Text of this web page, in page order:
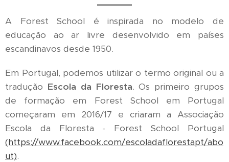
A Forest School é inspirada no modelo de
educação ao ar livre desenvolvido em países
escandinavos desde 1950.
Em Portugal, podemos utilizar o termo original ou a
tradução Escola da Floresta. Os primeiro grupos
de formação em Forest School em Portugal
começaram em 2016/17 e criaram a Associação
Escola da Floresta - Forest School Portugal
(https://www.facebook.com/escoladaflorestapt/abo
ut).